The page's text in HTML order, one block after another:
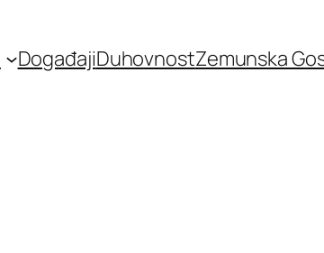
DogađajiDuhovnostZemunska